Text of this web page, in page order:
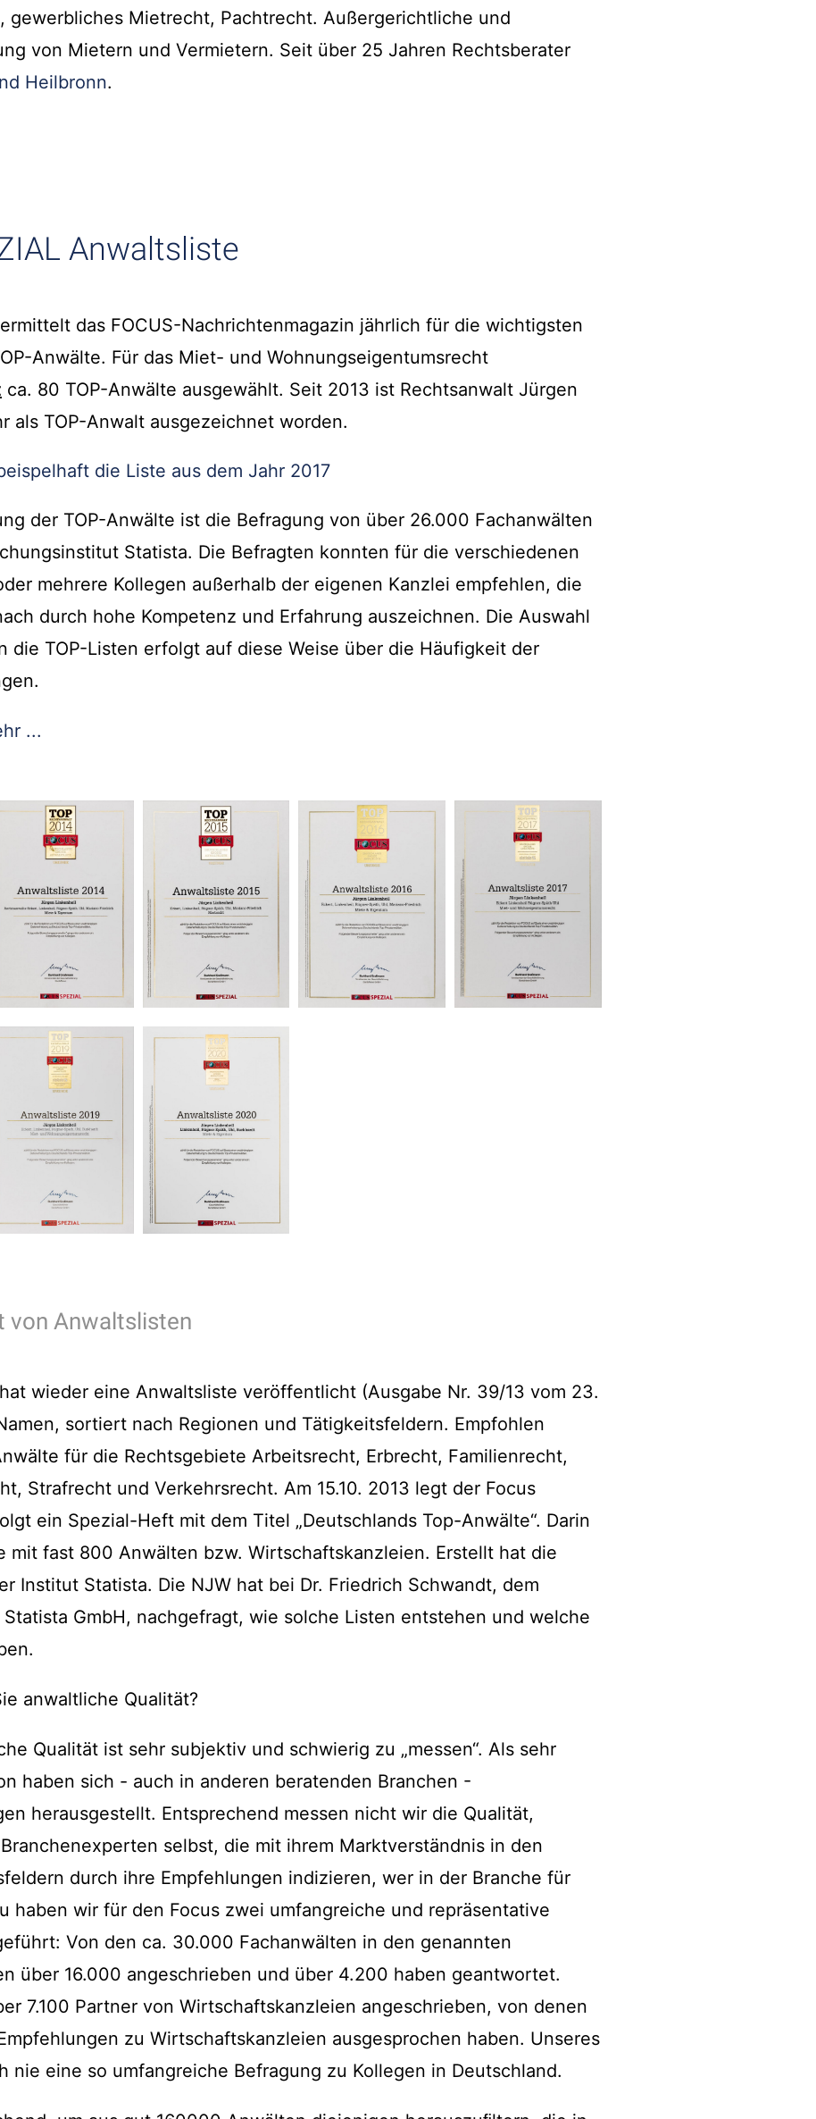
gewerbliches Mietrecht, Pachtrecht. Außergerichtliche und
von Mietern und Vermietern. Seit über 25 Jahren Rechtsberater
Heilbronn.
Anwaltsliste
das FOCUS-Nachrichtenmagazin jährlich für die wichtigsten
Anwälte. Für das Miet- und Wohnungseigentumsrecht
ca. 80 TOP-Anwälte ausgewählt. Seit 2013 ist Rechtsanwalt Jürgen
als TOP-Anwalt ausgezeichnet worden.
die Liste aus dem Jahr 2017
der TOP-Anwälte ist die Befragung von über 26.000 Fachanwälten
Statista. Die Befragten konnten für die verschiedenen
mehrere Kollegen außerhalb der eigenen Kanzlei empfehlen, die
durch hohe Kompetenz und Erfahrung auszeichnen. Die Auswahl
die TOP-Listen erfolgt auf diese Weise über die Häufigkeit der
...
von Anwaltslisten
wieder eine Anwaltsliste veröffentlicht (Ausgabe Nr. 39/13 vom 23.
sortiert nach Regionen und Tätigkeitsfeldern. Empfohlen
für die Rechtsgebiete Arbeitsrecht, Erbrecht, Familienrecht,
Strafrecht und Verkehrsrecht. Am 15.10. 2013 legt der Focus
ein Spezial-Heft mit dem Titel „Deutschlands Top-Anwälte“. Darin
mit fast 800 Anwälten bzw. Wirtschaftskanzleien. Erstellt hat die
Institut Statista. Die NJW hat bei Dr. Friedrich Schwandt, dem
GmbH, nachgefragt, wie solche Listen entstehen und welche
anwaltliche Qualität?
Qualität ist sehr subjektiv und schwierig zu „messen“. Als sehr
haben sich - auch in anderen beratenden Branchen -
herausgestellt. Entsprechend messen nicht wir die Qualität,
selbst, die mit ihrem Marktverständnis in den
durch ihre Empfehlungen indizieren, wer in der Branche für
haben wir für den Focus zwei umfangreiche und repräsentative
Von den ca. 30.000 Fachanwälten in den genannten
über 16.000 angeschrieben und über 4.200 haben geantwortet.
7.100 Partner von Wirtschaftskanzleien angeschrieben, von denen
zu Wirtschaftskanzleien ausgesprochen haben. Unseres
nie eine so umfangreiche Befragung zu Kollegen in Deutschland.